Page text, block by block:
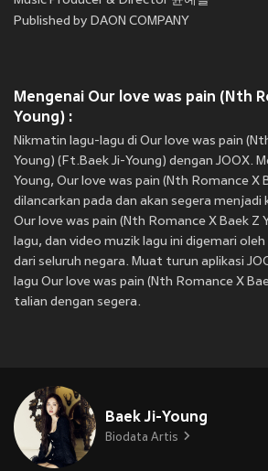
Published by DAON COMPANY
Mengenai Our love was pain (Nth
Young) :
Nikmatin lagu-lagu di Our love was pain
Young) (Ft.Baek Ji-Young) dengan JOOX.
Young, Our love was pain (Nth Romance X
dilancarkan pada dan akan segera
Our love was pain (Nth Romance X Baek Z
lagu, dan video muzik lagu ini digemari
dari seluruh negara. Muat turun aplikasi
lagu Our love was pain (Nth Romance X
talian dengan segera.
Baek Ji-Young
Biodata Artis